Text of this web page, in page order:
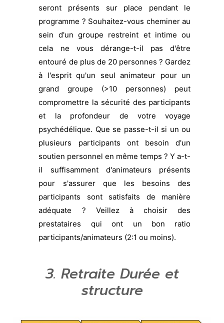
seront présents sur place pendant le
programme ? Souhaitez-vous cheminer au
sein d'un groupe restreint et intime ou
cela ne vous dérange-t-il pas d'être
entouré de plus de 20 personnes ? Gardez
à l'esprit qu'un seul animateur pour un
grand groupe (>10 personnes) peut
compromettre la sécurité des participants
et la profondeur de votre voyage
psychédélique. Que se passe-t-il si un ou
plusieurs participants ont besoin d'un
soutien personnel en même temps ? Y a-t-
il suffisamment d'animateurs présents
pour s'assurer que les besoins des
participants sont satisfaits de manière
adéquate ? Veillez à choisir des
prestataires qui ont un bon ratio
participants/animateurs (2:1 ou moins).
3. Retraite Durée et
structure